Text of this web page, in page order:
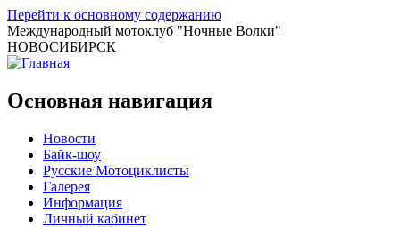
Перейти к основному содержанию
Международный мотоклуб "Ночные Волки"
НОВОСИБИРСК
Основная навигация
Новости
Байк-шоу
Русские Мотоциклисты
Галерея
Информация
Личный кабинет